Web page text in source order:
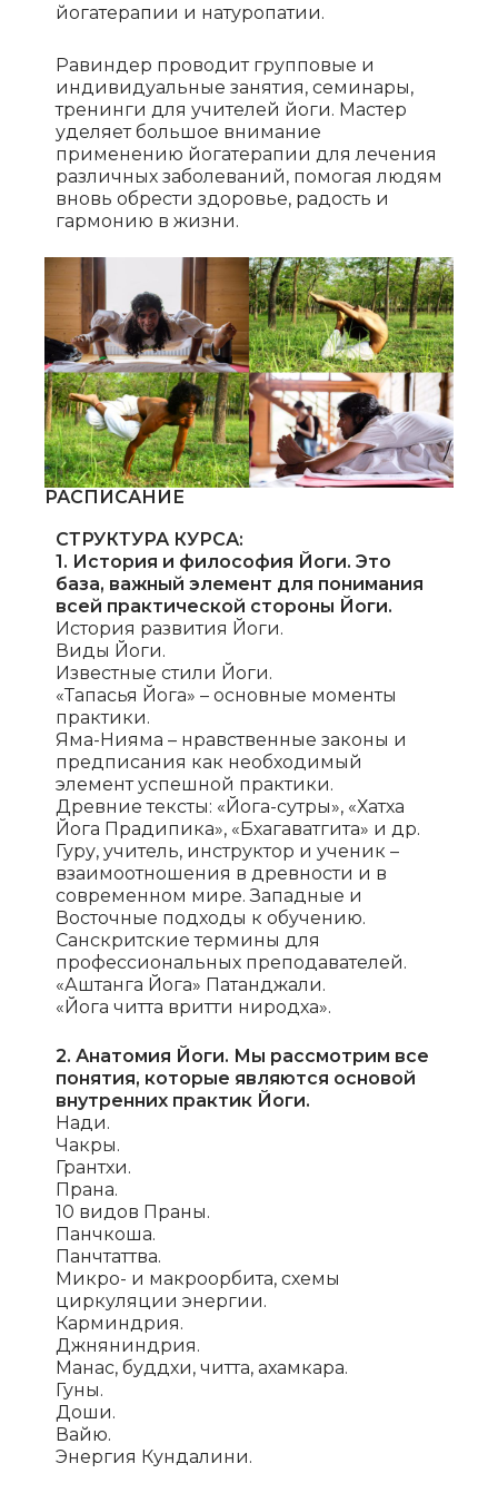
йогатерапии и натуропатии.
Равиндер проводит групповые и
индивидуальные занятия, семинары,
тренинги для учителей йоги. Мастер
уделяет большое внимание
применению йогатерапии для лечения
различных заболеваний, помогая людям
вновь обрести здоровье, радость и
гармонию в жизни.
РАСПИСАНИЕ
СТРУКТУРА КУРСА:
1. История и философия Йоги. Это
база, важный элемент для понимания
всей практической стороны Йоги.
История развития Йоги.
Виды Йоги.
Известные стили Йоги.
«Тапасья Йога» – основные моменты
практики.
Яма-Нияма – нравственные законы и
предписания как необходимый
элемент успешной практики.
Древние тексты: «Йога-сутры», «Хатха
Йога Прадипика», «Бхагаватгита» и др.
Гуру, учитель, инструктор и ученик –
взаимоотношения в древности и в
современном мире. Западные и
Восточные подходы к обучению.
Санскритские термины для
профессиональных преподавателей.
«Аштанга Йога» Патанджали.
«Йога читта вритти ниродха».
2. Анатомия Йоги. Мы рассмотрим все
понятия, которые являются основой
внутренних практик Йоги.
Нади.
Чакры.
Грантхи.
Прана.
10 видов Праны.
Панчкоша.
Панчтаттва.
Микро- и макроорбита, схемы
циркуляции энергии.
Карминдрия.
Джняниндрия.
Манас, буддхи, читта, ахамкара.
Гуны.
Доши.
Вайю.
Энергия Кундалини.